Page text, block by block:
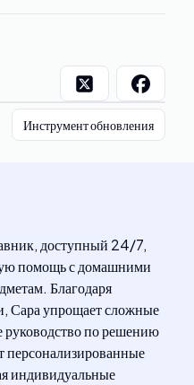
Инструмент обновления
доступный 24/7,
помощь с домашними
Благодаря
Сара упрощает сложные
руководство по решению
персонализированные
индивидуальные